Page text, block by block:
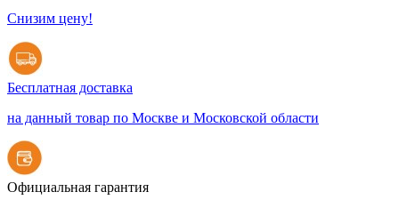
Снизим цену!
Бесплатная доставка
на данный товар по Москве и Московской области
Официальная гарантия